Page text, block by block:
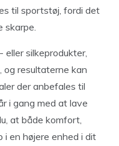
til sportstøj, fordi det
eller silkeprodukter,
resultaterne kan
der anbefales til
i gang med at lave
at både komfort,
i en højere enhed i dit